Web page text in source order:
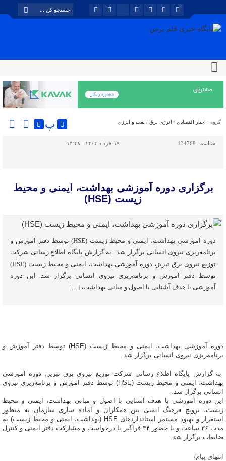
گروه : اخبار اقتصادی / انرژی برق / نفت و انرژی پ
شناسه : 134768 ۱۹ خرداد ۱۴۰۴ - ۱۴:۴۸
برگزاری دوره آموزشی بهداشت، ایمنی و محیط
زیست (HSE)
دوره آموزشی بهداشت، ایمنی و محیط زیست (HSE) توسط دفتر آموزش و
برنامه‌ریزی نیروی انسانی برگزار شد. به گزارش پایگاه اطلاع رسانی شرکت
توزیع نیروی برق تبریز، دوره آموزشی بهداشت، ایمنی و محیط زیست (HSE)
توسط دفتر آموزش و برنامه‌ریزی نیروی انسانی برگزار شد. این دوره
آموزشی با هدف آشنایی با اصول و مبانی بهداشت، […]
دوره آموزشی بهداشت، ایمنی و محیط زیست (HSE) توسط دفتر آموزش و
برنامه‌ریزی نیروی انسانی برگزار شد.
به گزارش پایگاه اطلاع رسانی شرکت توزیع نیروی برق تبریز، دوره آموزشی
بهداشت، ایمنی و محیط زیست (HSE) توسط دفتر آموزش و برنامه‌ریزی نیروی
انسانی برگزار شد.
این دوره آموزشی با هدف آشنایی با اصول و مبانی بهداشت، ایمنی و محیط
زیست، ترویج فرهنگ ایمنی بین همکاران و آماده سازی سازمان به منظور
استقرار و بهبود مستمر استانداردهای HSE (بهداشت، ایمنی و محیط زیست) به
مدت ۳۶ ساعت و با حضور ۳۴ فراگیر با درخواست و مشارکت دفتر ایمنی و کنترل
ضایعات برگزار شد
انتهای پیام/